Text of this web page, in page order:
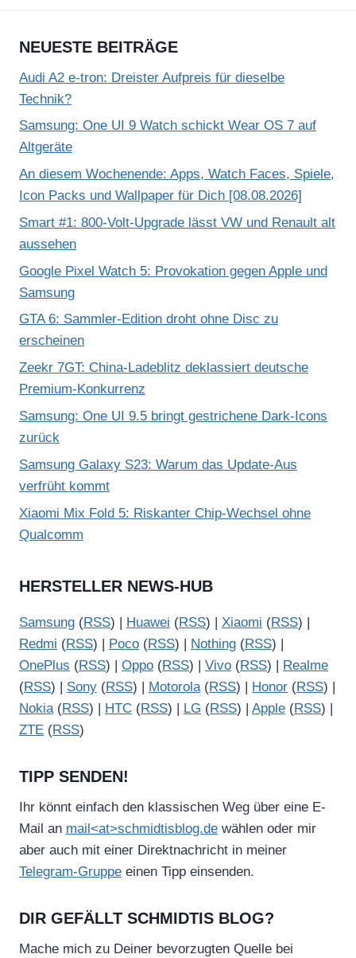
NEUESTE BEITRÄGE
Audi A2 e-tron: Dreister Aufpreis für dieselbe
Technik?
Samsung: One UI 9 Watch schickt Wear OS 7 auf
Altgeräte
An diesem Wochenende: Apps, Watch Faces, Spiele,
Icon Packs und Wallpaper für Dich [08.08.2026]
Smart #1: 800-Volt-Upgrade lässt VW und Renault alt
aussehen
Google Pixel Watch 5: Provokation gegen Apple und
Samsung
GTA 6: Sammler-Edition droht ohne Disc zu
erscheinen
Zeekr 7GT: China-Ladeblitz deklassiert deutsche
Premium-Konkurrenz
Samsung: One UI 9.5 bringt gestrichene Dark-Icons
zurück
Samsung Galaxy S23: Warum das Update-Aus
verfrüht kommt
Xiaomi Mix Fold 5: Riskanter Chip-Wechsel ohne
Qualcomm
HERSTELLER NEWS-HUB
Samsung (RSS) | Huawei (RSS) | Xiaomi (RSS) |
Redmi (RSS) | Poco (RSS) | Nothing (RSS) |
OnePlus (RSS) | Oppo (RSS) | Vivo (RSS) |
Realme
(RSS) | Sony (RSS) | Motorola(RSS) | Honor (RSS) |
Nokia(RSS) | HTC (RSS) | LG (RSS) | Apple (RSS) |
ZTE (RSS)
TIPP SENDEN!
Ihr könnt einfach den klassischen Weg über eine E-
Mail an mail<at>schmidtisblog.de wählen oder mir
aber auch mit einer Direktnachricht in meiner
Telegram-Gruppe einen Tipp einsenden.
DIR GEFÄLLT SCHMIDTIS BLOG?
Mache mich zu Deiner bevorzugten Quelle bei